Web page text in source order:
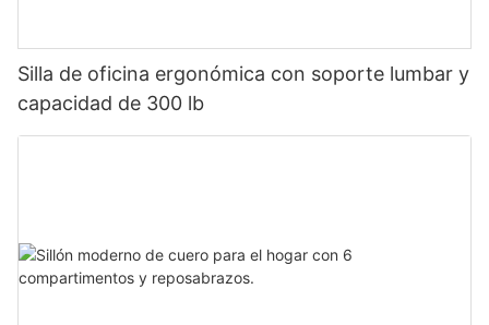
Silla de oficina ergonómica con soporte lumbar y
capacidad de 300 lb